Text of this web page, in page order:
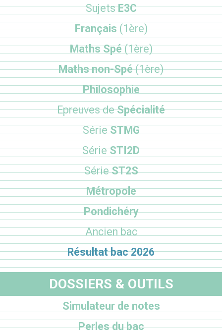
SujetsE3C
Français(1ère)
Maths Spé(1ère)
Maths non-Spé(1ère)
Philosophie
Epreuves deSpécialité
SérieSTMG
SérieSTI2D
SérieST2S
Métropole
Pondichéry
Ancien bac
Résultat bac 2026
DOSSIERS & OUTILS
Simulateur de notes
Perles du bac